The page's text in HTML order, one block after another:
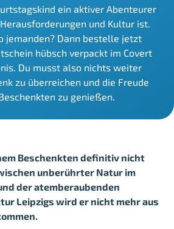
ein aktiver Abenteurer
und Kultur ist.
jemanden? Dann bestelle jetzt
hübsch verpackt im Covert
Du musst also nichts weiter
zu überreichen und die Freude
zu genießen.
Beschenkten definitiv nicht
unberührter Natur im
deratemberaubenden
Leipzigs wird er nicht mehr aus